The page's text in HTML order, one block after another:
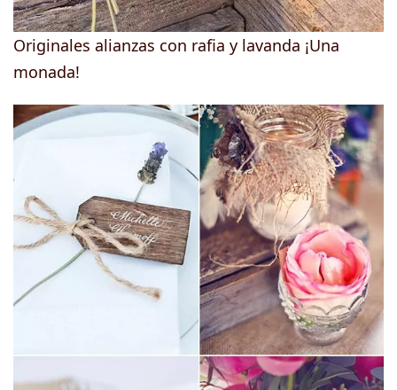
Originales alianzas con rafia y lavanda ¡Una
monada!